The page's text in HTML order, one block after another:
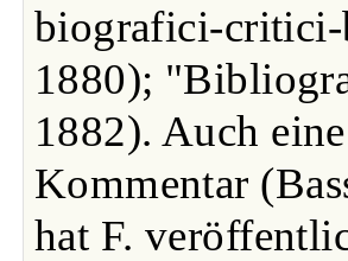
biografici-
1880);
1882). Auch
Kommentar
hat F.